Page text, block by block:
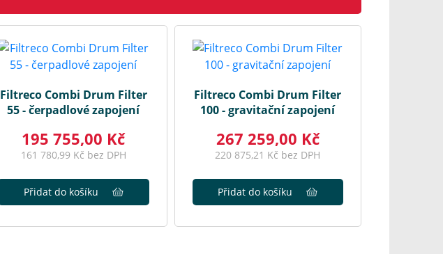
Filtreco Combi Drum Filter
55 - čerpadlové zapojení
195 755,00 Kč
161 780,99 Kč bez DPH
Přidat do košíku
Filtreco Combi Drum Filter
100 - gravitační zapojení
267 259,00 Kč
220 875,21 Kč bez DPH
Přidat do košíku